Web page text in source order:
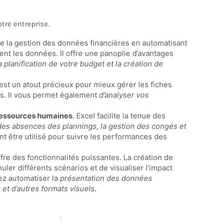
entreprise.
la gestion des données financières en automatisant
les données. Il offre une panoplie d’avantages
de votre budget et la création de
un atout précieux pour mieux gérer les fiches
Il vous permet également d’analyser vos
humaines. Excel facilite la tenue des
absences des plannings, la gestion des congés et
être utilisé pour suivre les performances des
des fonctionnalités puissantes. La création de
différents scénarios et de visualiser l’impact
automatiser la présentation des données
d’autres formats visuels.